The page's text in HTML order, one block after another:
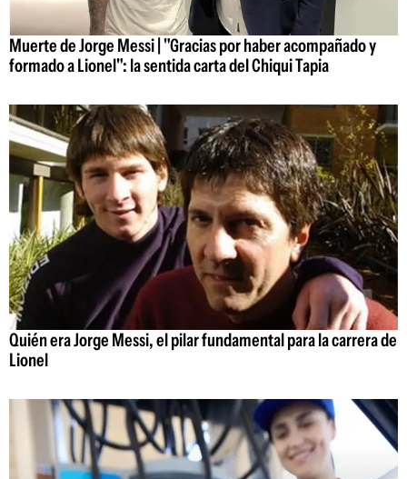
Muerte de Jorge Messi | "Gracias por haber acompañado y
formado a Lionel": la sentida carta del Chiqui Tapia
Quién era Jorge Messi, el pilar fundamental para la carrera de
Lionel